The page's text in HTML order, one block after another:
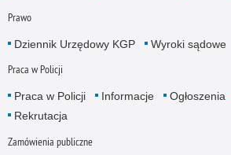
Prawo
Dziennik Urzędowy KGP Wyroki sądowe
Praca w Policji
Praca w Policji Informacje Ogłoszenia
Rekrutacja
Zamówienia publiczne